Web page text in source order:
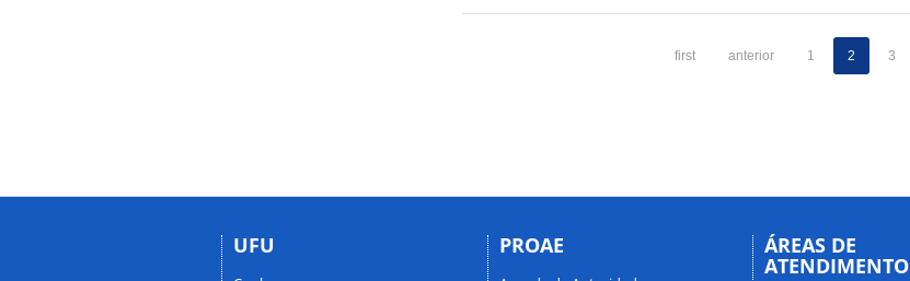
first anterior 1 2 3
UFU PROAE ÁREAS DE
ATENDIMENTO